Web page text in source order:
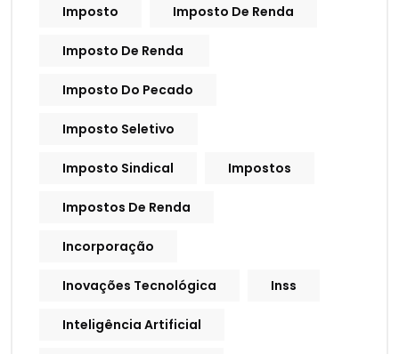
Imposto Imposto De Renda
Imposto De Renda
Imposto Do Pecado
Imposto Seletivo
Imposto Sindical Impostos
Impostos De Renda
Incorporação
Inovações Tecnológica Inss
Inteligência Artificial